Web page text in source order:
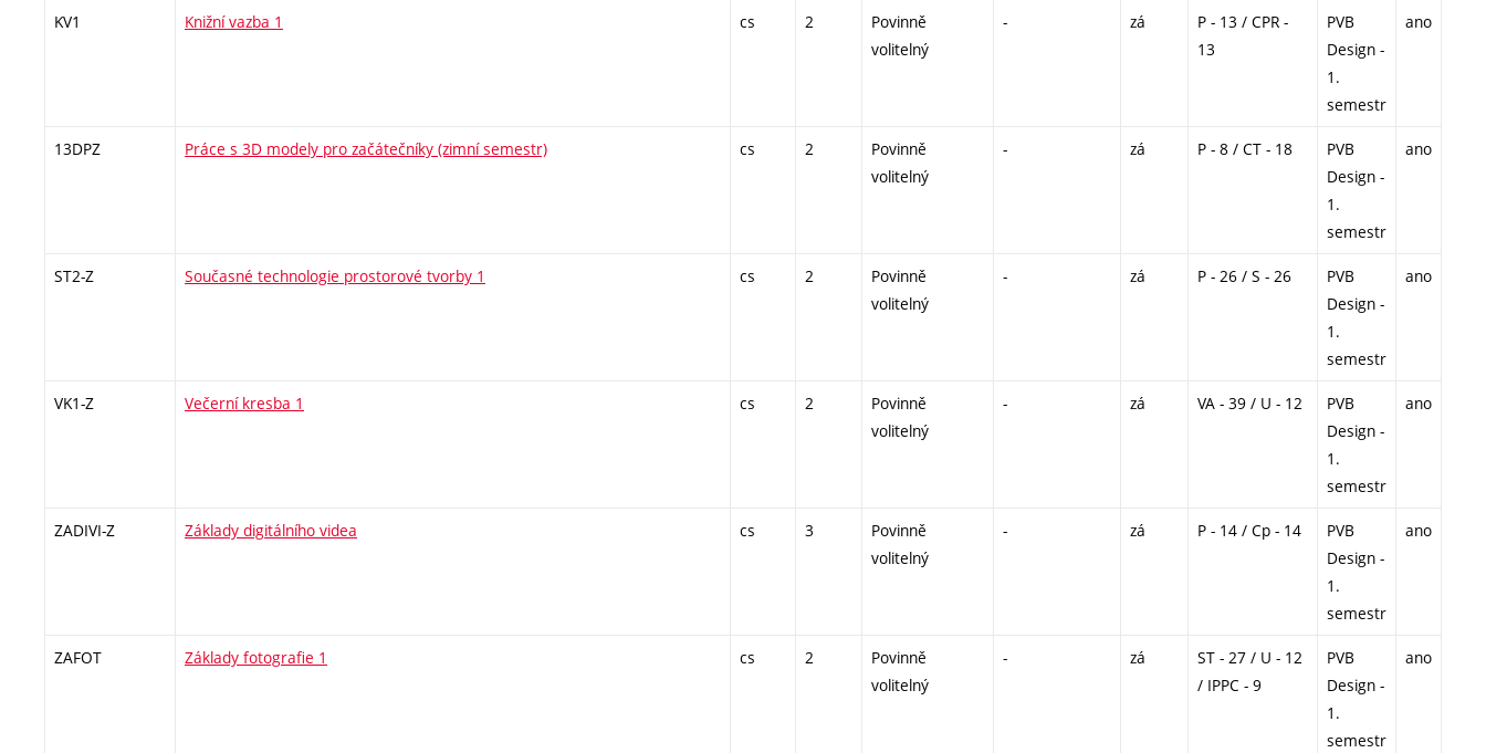
KV1 Knižní vazba 1 cs 2
Povinně
volitelný
- zá
P - 13 / CPR -
13
PVB
Design -
1.
semestr
ano
13DPZ Práce s 3D modely pro začátečníky (zimní semestr) cs 2
Povinně
volitelný
- zá P - 8 / CT - 18
PVB
Design -
1.
semestr
ano
ST2-Z Současné technologie prostorové tvorby 1 cs 2
Povinně
volitelný
- zá P - 26 / S - 26
PVB
Design -
1.
semestr
ano
VK1-Z Večerní kresba 1 cs 2
Povinně
volitelný
- zá VA - 39 / U - 12
PVB
Design -
1.
semestr
ano
ZADIVI-Z Základy digitálního videa cs 3
Povinně
volitelný
- zá P - 14 / Cp - 14
PVB
Design -
1.
semestr
ano
ZAFOT Základy fotografie 1 cs 2
Povinně
volitelný
- zá
ST - 27 / U - 12
/ IPPC - 9
PVB
Design -
1.
semestr
ano